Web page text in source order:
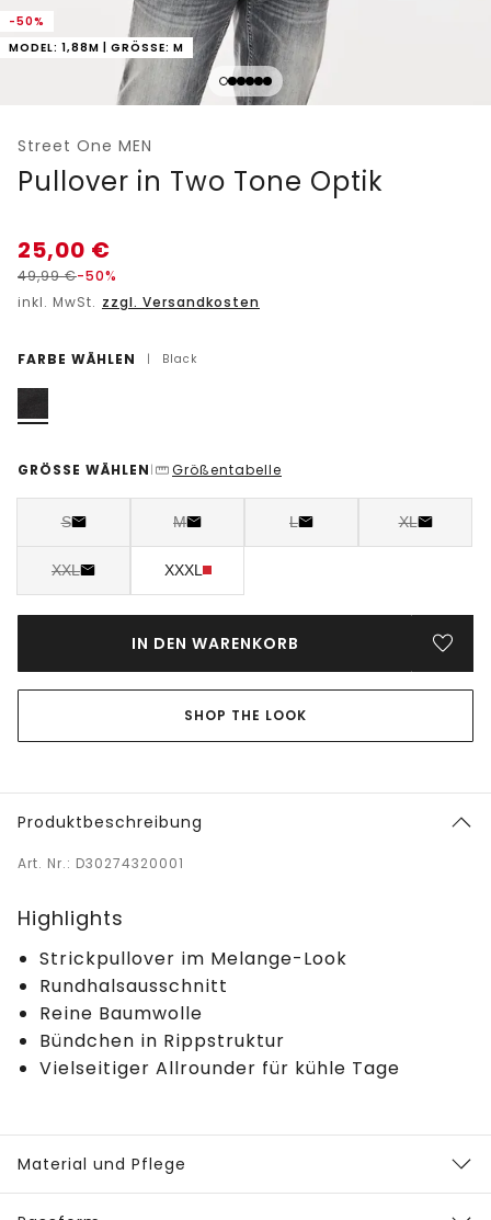
-50%
MODEL: 1,88M | GRÖSSE: M
Street One MEN
Pullover in Two Tone Optik
25,00 €
49,99€-50%
inkl. MwSt. zzgl. Versandkosten
FARBE WÄHLEN | Black
GRÖSSE WÄHLEN | Größentabelle
S M L XL
XXL XXXL
IN DEN WARENKORB
SHOP THE LOOK
Produktbeschreibung
Art. Nr.: D30274320001
Highlights
Strickpullover im Melange-Look
Rundhalsausschnitt
Reine Baumwolle
Bündchen in Rippstruktur
Vielseitiger Allrounder für kühle Tage
Material und Pflege